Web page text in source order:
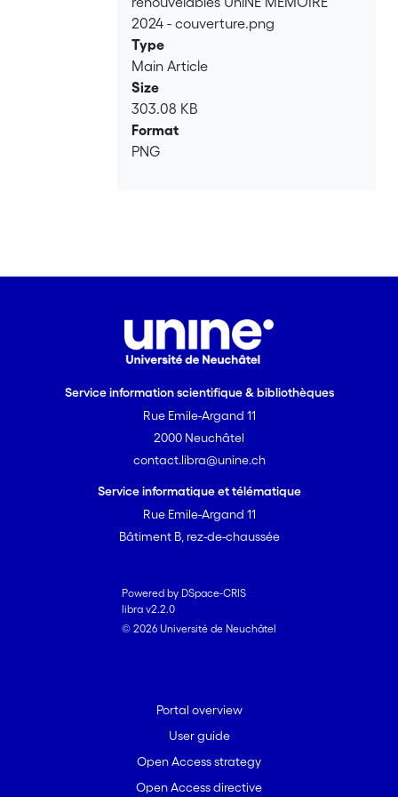
2024 - couverture.png
Type
Main Article
Size
303.08 KB
Format
PNG
Service information scientifique & bibliothèques
Rue Emile-Argand 11
2000 Neuchâtel
contact.libra@unine.ch
Service informatique et télématique
Rue Emile-Argand 11
Bâtiment B, rez-de-chaussée
Powered by DSpace-CRIS
libra v2.2.0
© 2026 Université de Neuchâtel
Portal overview
User guide
Open Access strategy
Open Access directive